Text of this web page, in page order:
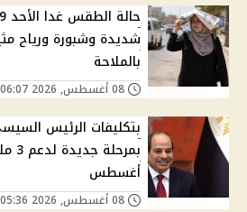
شديدة وشبورة ورياح
بالملاحة
بتكليفات الرئيس
أغسطس